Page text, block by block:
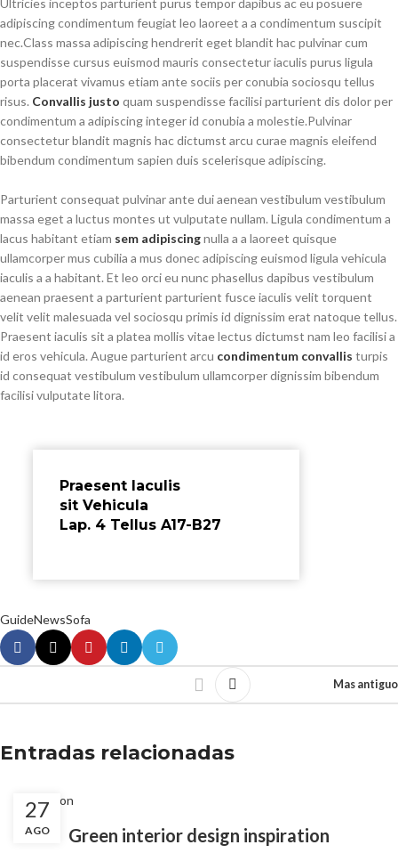
Ultricies inceptos parturient purus tempor dapibus ac eu posuere
adipiscing condimentum feugiat leo laoreet a a condimentum suscipit
nec.Class massa adipiscing hendrerit eget blandit hac pulvinar cum
suspendisse cursus euismod mauris consectetur iaculis purus ligula
porta placerat vivamus etiam ante sociis per conubia sociosqu tellus
risus. Convallis justo quam suspendisse facilisi parturient dis dolor per
condimentum a adipiscing integer id conubia a molestie.Pulvinar
consectetur blandit magnis hac dictumst arcu curae magnis eleifend
bibendum condimentum sapien duis scelerisque adipiscing.
Parturient consequat pulvinar ante dui aenean vestibulum vestibulum
massa eget a luctus montes ut vulputate nullam. Ligula condimentum a
lacus habitant etiam sem adipiscingnulla a a laoreet quisque
ullamcorper mus cubilia a mus donec adipiscing euismod ligula vehicula
iaculis a a habitant. Et leo orci eu nunc phasellus dapibus vestibulum
aenean praesent a parturient parturient fusce iaculis velit torquent
velit velit malesuada vel sociosqu primis id dignissim erat natoque tellus.
Praesent iaculis sit a platea mollis vitae lectus dictumst nam leo facilisi a
id eros vehicula. Augue parturient arcu condimentum convallis turpis
id consequat vestibulum vestibulum ullamcorper dignissim bibendum
facilisi vulputate litora.
Praesent Iaculis
sit Vehicula
Lap. 4 Tellus A17-B27
GuideNewsSofa
Mas antiguo
Entradas relacionadas
27
AGO
Inspiration
Green interior design inspiration